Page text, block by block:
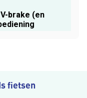
V-brake (en
fietsen